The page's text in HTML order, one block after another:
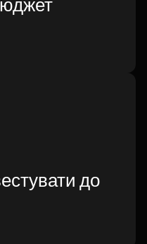
до